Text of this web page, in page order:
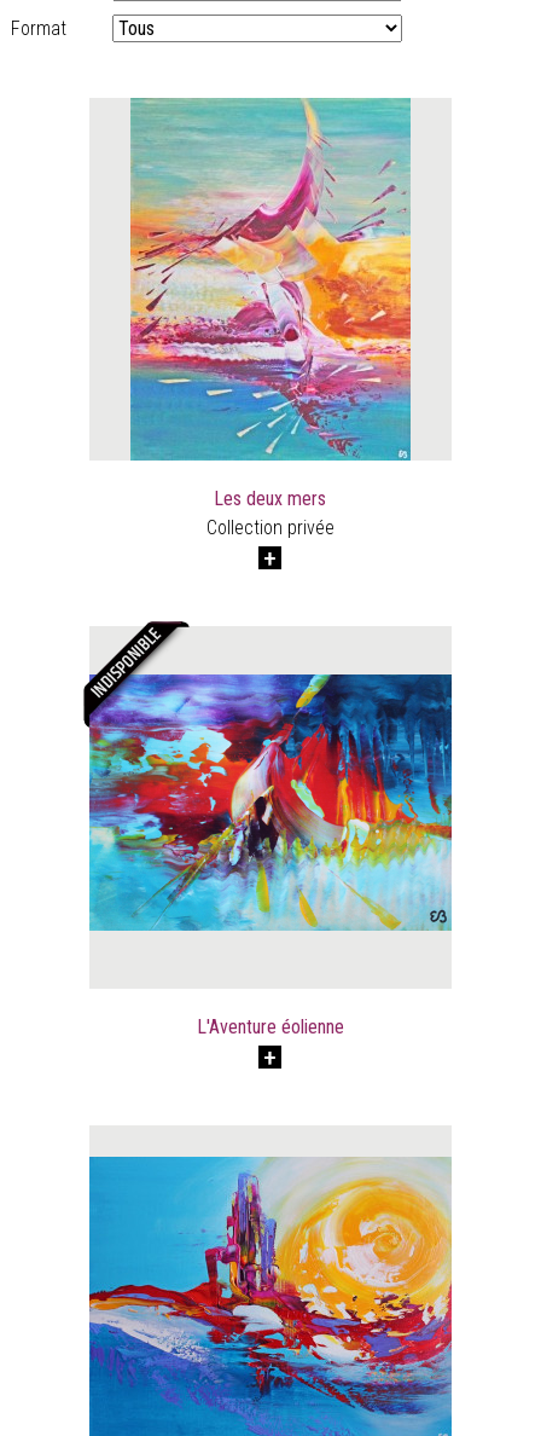
Format
Les deux mers
Collection privée
L'Aventure éolienne